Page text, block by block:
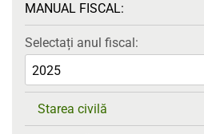
MANUAL FISCAL:
Selectați anul fiscal:
Starea civilă